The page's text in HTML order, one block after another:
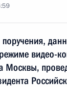
видео-
Москвы,